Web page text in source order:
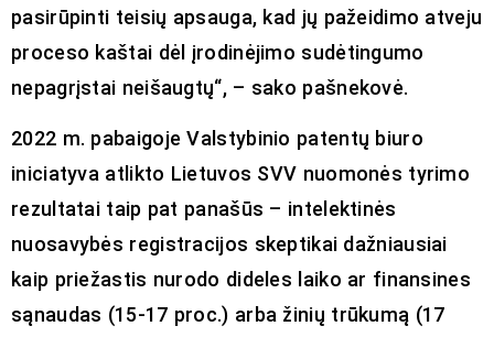
pasirūpinti teisių apsauga, kad jų pažeidimo atveju
proceso kaštai dėl įrodinėjimo sudėtingumo
nepagrįstai neišaugtų“, – sako pašnekovė.
2022 m. pabaigoje Valstybinio patentų biuro
iniciatyva atlikto Lietuvos SVV nuomonės tyrimo
rezultatai taip pat panašūs – intelektinės
nuosavybės registracijos skeptikai dažniausiai
kaip priežastis nurodo dideles laiko ar finansines
sąnaudas (15-17 proc.) arba žinių trūkumą (17